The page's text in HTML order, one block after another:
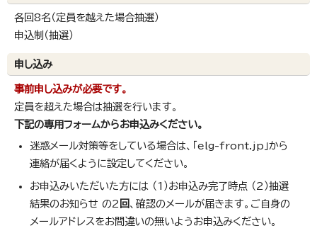
各回8名（定員を越えた場合抽選）
申込制（抽選）
申し込み
事前申し込みが必要です。
定員を超えた場合は抽選を行います。
下記の専用フォームからお申込みください。
迷惑メール対策等をしている場合は、「elg-front.jp」から
連絡が届くように設定してください。
お申込みいただいた方には （1）お申込み完了時点 （2）抽選
結果のお知らせ の2 回 、確認のメールが届きます。ご自身の
メールアドレスをお間違いの無いようお申込みください。